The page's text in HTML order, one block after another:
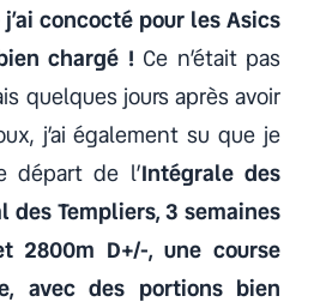
concocté pour les Asics
chargé ! Ce n’était pas
quelques jours après avoir
j’ai également su que je
départ de l’Intégrale des
des Templiers, 3 semaines
2800m D+/-, une course
avec des portions bien